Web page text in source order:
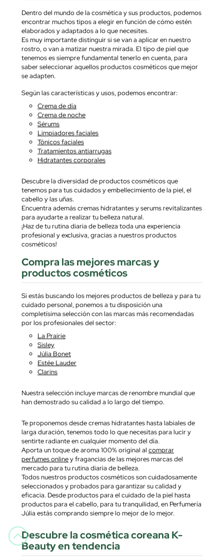
Dentro del mundo de la cosmética y sus productos, podemos
encontrar muchos tipos a elegir en función de cómo estén
elaborados y adaptados a lo que necesites.
Es muy importante distinguir si se van a aplicar en nuestro
rostro, o van a matizar nuestra mirada. El tipo de piel que
tenemos es siempre fundamental tenerlo en cuenta, para
saber seleccionar aquellos productos cosméticos que mejor
se adapten.
Según las características y usos, podemos encontrar:
Crema de día
Crema de noche
Sérums
Limpiadores faciales
Tónicos faciales
Tratamientos antiarrugas
Hidratantes corporales
Descubre la diversidad de productos cosméticos que
tenemos para tus cuidados y embellecimiento de la piel, el
cabello y las uñas.
Encuentra además cremas hidratantes y serums revitalizantes
para ayudarte a realizar tu belleza natural.
¡Haz de tu rutina diaria de belleza toda una experiencia
profesional y exclusiva, gracias a nuestros productos
cosméticos!
Compra las mejores marcas y
productos cosméticos
Si estás buscando los mejores productos de belleza y para tu
cuidado personal, ponemos a tu disposición una
completísima selección con las marcas más recomendadas
por los profesionales del sector:
La Prairie
Sisley
Júlia Bonet
Estée Lauder
Clarins
Nuestra selección incluye marcas de renombre mundial que
han demostrado su calidad a lo largo del tiempo.
Te proponemos desde cremas hidratantes hasta labiales de
larga duración, tenemos todo lo que necesitas para lucir y
sentirte radiante en cualquier momento del día.
Aporta un toque de aroma 100% original al comprar
perfumes onliney fragancias de las mejores marcas del
mercado para tu rutina diaria de belleza.
Todos nuestros productos cosméticos son cuidadosamente
seleccionados y probados para garantizar su calidad y
eficacia. Desde productos para el cuidado de la piel hasta
productos para el cabello, para tu tranquilidad, en Perfumería
Júlia estás comprando siempre lo mejor de lo mejor.
Descubre la cosmética coreana K-
Beauty en tendencia